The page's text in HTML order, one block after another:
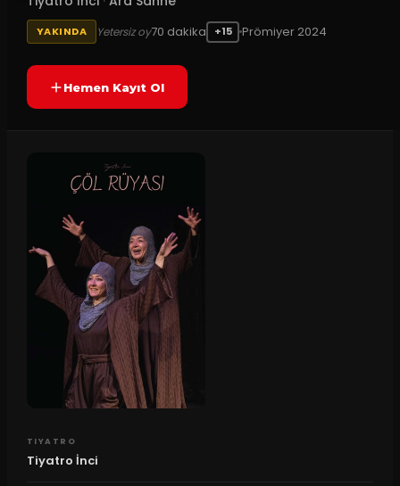
YAKINDA Yetersiz oy70 dakika +15 Prömiyer 2024
Hemen Kayıt Ol
TIYATRO
Tiyatro İnci